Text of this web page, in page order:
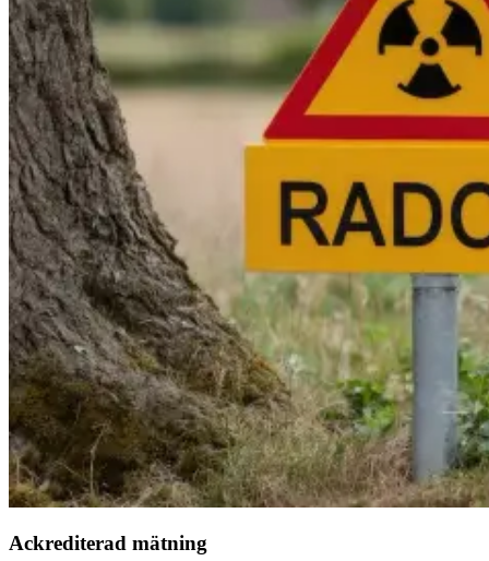
Ackrediterad mätning